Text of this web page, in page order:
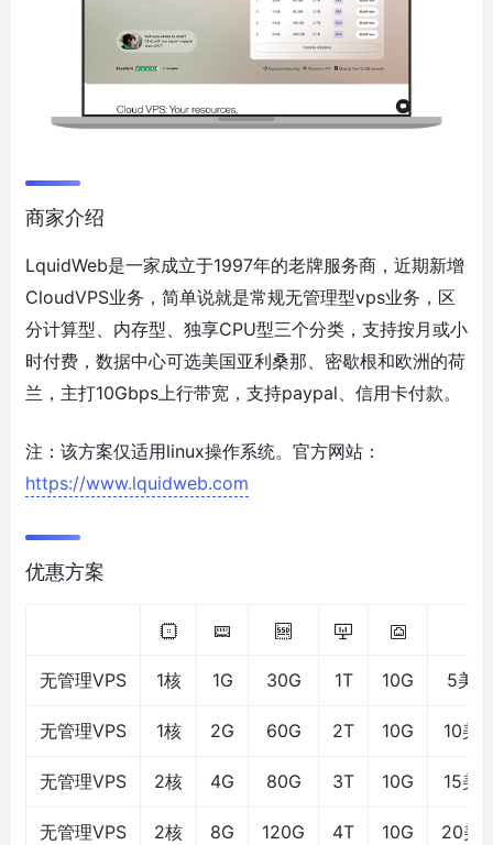
商家介绍
LquidWeb是一家成立于1997年的老牌服务商，近期新增
CloudVPS业务，简单说就是常规无管理型vps业务，区
分计算型、内存型、独享CPU型三个分类，支持按月或小
时付费，数据中心可选美国亚利桑那、密歇根和欧洲的荷
兰，主打10Gbps上行带宽，支持paypal、信用卡付款。
注：该方案仅适用linux操作系统。官方网站：
https://www.lquidweb.com
优惠方案
无管理VPS 1核 1G 30G 1T 10G 5美
无管理VPS 1核 2G 60G 2T 10G 10美
无管理VPS 2核 4G 80G 3T 10G 15美
无管理VPS 2核 8G 120G 4T 10G 20美